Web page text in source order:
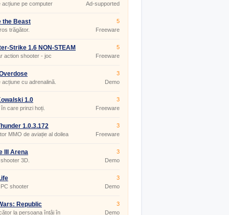
acțiune pe computer
Ad-supported
the Beast
trăgător.
5
Freeware
Strike 1.6 NON-STEAM
action shooter - joc
5
Freeware
acțiune cu adrenalină.
3
Demo
1.0
care prinzi hoți.
3
Freeware
1.0.3.172
MMO de aviație al doilea
(joc pentru PC)
3
Freeware
III Arena
3D.
3
Demo
shooter
3
Demo
Republic
la persoana întâi în
3
Demo